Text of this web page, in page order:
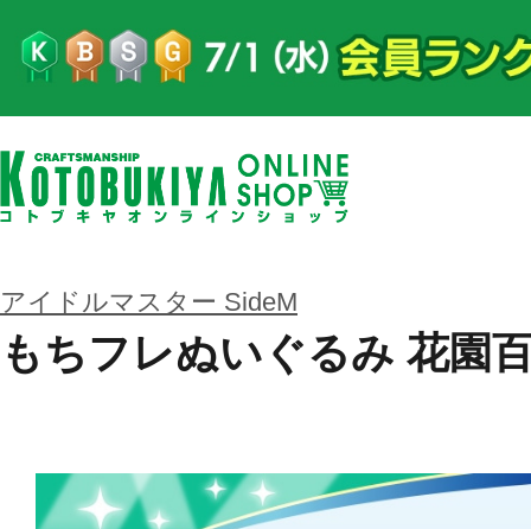
アイドルマスター SideM
もちフレぬいぐるみ 花園